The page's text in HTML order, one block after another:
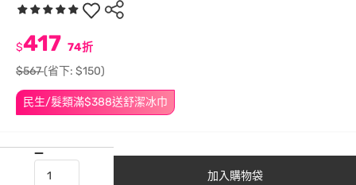
民生/髮類滿$388送舒潔冰巾
$417 74折
$567(省下: $150)
加入購物袋